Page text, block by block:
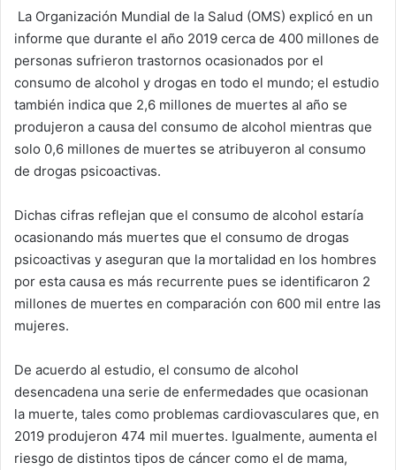
La Organización Mundial de la Salud (OMS) explicó en un
informe que durante el año 2019 cerca de 400 millones de
personas sufrieron trastornos ocasionados por el
consumo de alcohol y drogas en todo el mundo; el estudio
también indica que 2,6 millones de muertes al año se
produjeron a causa del consumo de alcohol mientras que
solo 0,6 millones de muertes se atribuyeron al consumo
de drogas psicoactivas.
Dichas cifras reflejan que el consumo de alcohol estaría
ocasionando más muertes que el consumo de drogas
psicoactivas y aseguran que la mortalidad en los hombres
por esta causa es más recurrente pues se identificaron 2
millones de muertes en comparación con 600 mil entre las
mujeres.
De acuerdo al estudio, el consumo de alcohol
desencadena una serie de enfermedades que ocasionan
la muerte, tales como problemas cardiovasculares que, en
2019 produjeron 474 mil muertes. Igualmente, aumenta el
riesgo de distintos tipos de cáncer como el de mama,